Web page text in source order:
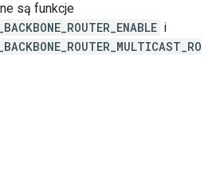
są funkcje
i